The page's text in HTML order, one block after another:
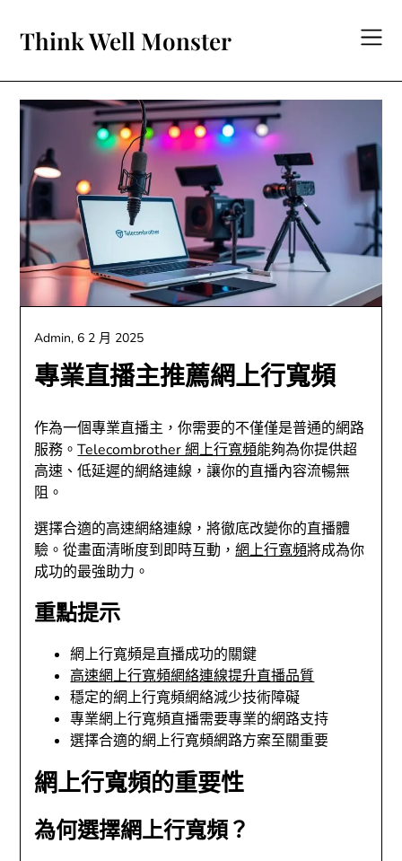
content
Think Well Monster
專業直播主推薦網上行寬頻
Admin, 6 2 月 2025
作為一個專業直播主，你需要的不僅僅是普通的網路
服務。Telecombrother 網上行寬頻能夠為你提供超
高速、低延遲的網絡連線，讓你的直播內容流暢無
阻。
選擇合適的高速網絡連線，將徹底改變你的直播體
驗。從畫面清晰度到即時互動，網上行寬頻將成為你
成功的最強助力。
重點提示
網上行寬頻是直播成功的關鍵
高速網上行寬頻網絡連線提升直播品質
穩定的網上行寬頻網絡減少技術障礙
專業網上行寬頻直播需要專業的網路支持
選擇合適的網上行寬頻網路方案至關重要
網上行寬頻的重要性
為何選擇網上行寬頻？